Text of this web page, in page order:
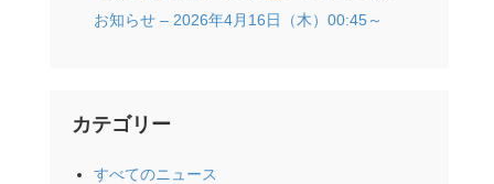
お知らせ – 2026年4月16日（木）00:45～
カテゴリー
すべてのニュース